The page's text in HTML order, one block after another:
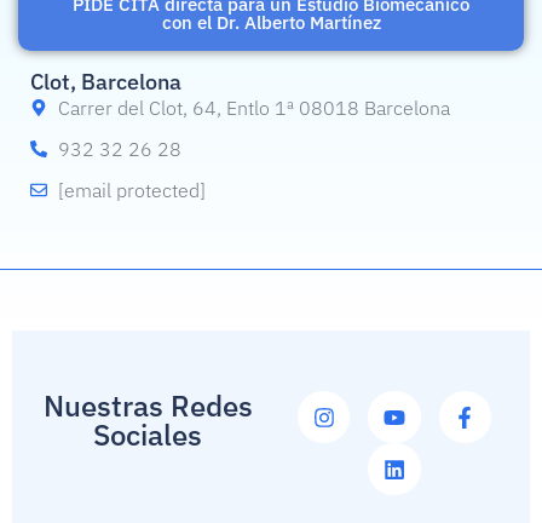
con el Dr. Alberto Martínez
Clot, Barcelona
Carrer del Clot, 64, Entlo 1ª 08018 Barcelona
932 32 26 28
[email protected]
Nuestras Redes
Sociales